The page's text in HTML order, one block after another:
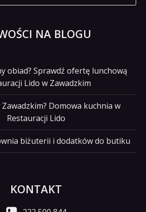
NA BLOGU
obiad? Sprawdź ofertę lunchową
Lido w Zawadzkim
Zawadzkim? Domowa kuchnia w
Restauracji Lido
biżuterii i dodatków do butiku
KONTAKT